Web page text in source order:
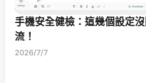
手機安全健檢：這幾個設定
流！
2026/7/7